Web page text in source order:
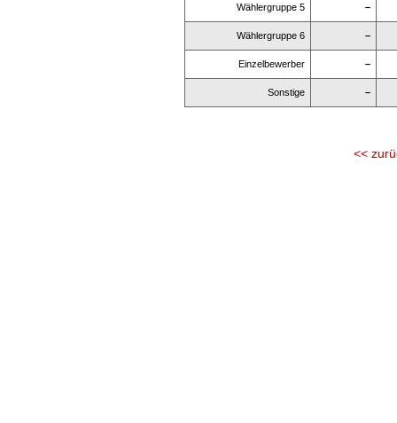
Wählergruppe 5 –
Wählergruppe 6 –
Einzelbewerber –
Sonstige –
<<